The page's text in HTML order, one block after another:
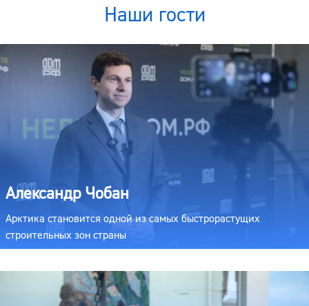
Наши гости
Александр Чобан
Арктика становится одной из самых быстрорастущих
строительных зон страны